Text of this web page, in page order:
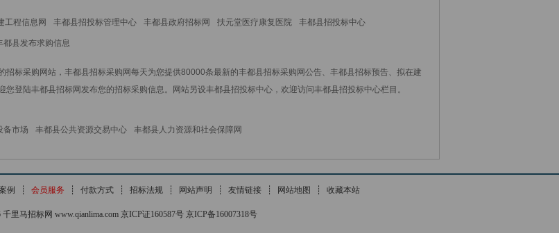
工程信息网 丰都县招投标管理中心 丰都县政府招标网 扶元堂医疗康复医院 丰都县招投标中心
都县发布求购信息
招标采购网站，丰都县招标采购网每天为您提供80000条最新的丰都县招标采购网公告、丰都县招标预告、拟在建
您登陆丰都县招标网发布您的招标采购信息。网站另设丰都县招投标中心，欢迎访问丰都县招投标中心栏目。
备市场 丰都县公共资源交易中心 丰都县人力资源和社会保障网
例 ┊ 会员服务 ┊ 付款方式 ┊ 招标法规 ┊ 网站声明 ┊ 友情链接 ┊ 网站地图 ┊ 收藏本站
千里马招标网 www.qianlima.com 京ICP证160587号 京ICP备16007318号